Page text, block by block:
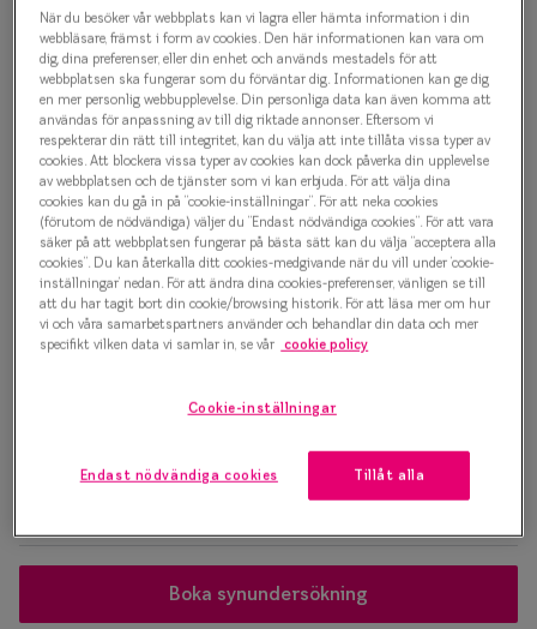
Taberg
Trender
Glasögonbåge
1 500 kr
Välj färg:
Havana
Osäker på vilken storlek du har? Se vår Storleksguide
Boka synundersökning
När du besöker vår webbplats kan vi lagra eller hämta information i din
webbläsare, främst i form av cookies. Den här informationen kan vara om
dig, dina preferenser, eller din enhet och används mestadels för att
webbplatsen ska fungerar som du förväntar dig. Informationen kan ge dig
en mer personlig webbupplevelse. Din personliga data kan även komma att
användas för anpassning av till dig riktade annonser. Eftersom vi
respekterar din rätt till integritet, kan du välja att inte tillåta vissa typer av
cookies. Att blockera vissa typer av cookies kan dock påverka din upplevelse
av webbplatsen och de tjänster som vi kan erbjuda. För att välja dina
cookies kan du gå in på ”cookie-inställningar”. För att neka cookies
(förutom de nödvändiga) väljer du ”Endast nödvändiga cookies”. För att vara
säker på att webbplatsen fungerar på bästa sätt kan du välja ”acceptera alla
cookies”. Du kan återkalla ditt cookies-medgivande när du vill under ’cookie-
inställningar’ nedan. För att ändra dina cookies-preferenser, vänligen se till
att du har tagit bort din cookie/browsing historik. För att läsa mer om hur
vi och våra samarbetspartners använder och behandlar din data och mer
specifikt vilken data vi samlar in, se vår cookie policy
Cookie-inställningar
Endast nödvändiga cookies Tillåt alla